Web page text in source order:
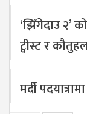
‘झिँगेदाउ २’
ट्वीस्ट र
मर्दी